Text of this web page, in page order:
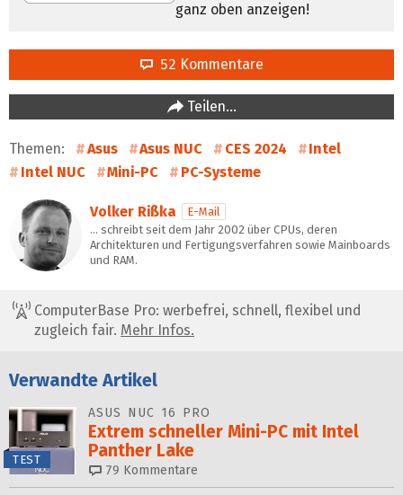
ganz oben anzeigen!
52 Kommentare
Teilen…
Themen: Asus Asus NUC CES 2024
Intel
Intel NUC
Mini-PC PC-Systeme
Volker Rißka
E-Mail
… schreibt seit dem Jahr 2002 über CPUs, deren
Architekturen und Fertigungsverfahren sowie Mainboards
und RAM.
ComputerBase Pro: werbefrei, schnell, flexibel und
zugleich fair. Mehr Infos.
Verwandte Artikel
TEST
ASUS NUC 16 PRO
Extrem schneller Mini-PC mit Intel
Panther Lake
79 Kommentare